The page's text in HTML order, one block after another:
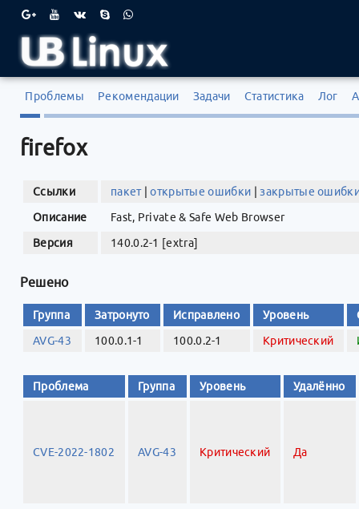
Проблемы Рекомендации Задачи Статистика Лог
firefox
Ссылки пакет|открытые ошибки |закрытые
Описание
Fast, Private & Safe Web Browser
Версия
140.0.2-1 [extra]
Решено
Группа Затронуто Исправлено Уровень
AVG-43
100.0.1-1 100.0.2-1 Критический
Проблема Группа Уровень Удалённо
CVE-2022-1802 AVG-43 Критический Да